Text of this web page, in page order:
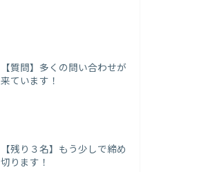
【質問】多くの問い合わせが
来ています！
【残り３名】もう少しで締め
切ります！